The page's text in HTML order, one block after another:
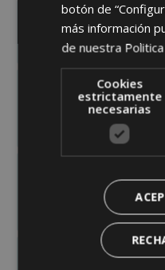
SECCIÓN 12:
LACTACIÓN
SECCIÓN
INTERMEDIA
SECCIÓN 14:
INTERMEDIA
SECCIÓN 15:
botón de
más información
de nuestra
Cookies
estrictamente
necesarias